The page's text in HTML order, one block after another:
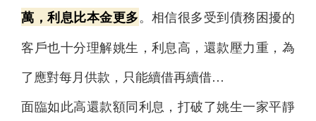
萬，利息比本金更多。相信很多受到債務困擾的
客戶也十分理解姚生，利息高，還款壓力重，為
了應對每月供款，只能續借再續借…
面臨如此高還款額同利息，打破了姚生一家平靜